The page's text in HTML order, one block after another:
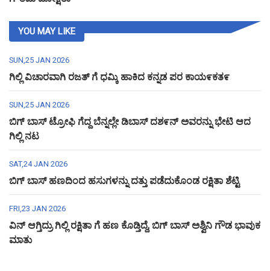
YOU MAY LIKE
SUN,25 JAN 2026
ಗಿಲ್ಲಿ ವಿಚಾರವಾಗಿ ರಜತ್ ಗೆ ಧಮ್ಕಿ ಹಾಕಿದ ಕನ್ನಡ ಪರ ಕಾಯ೯ಕತ೯
SUN,25 JAN 2026
ಬಿಗ್ ಬಾಸ್ ಟ್ರೋಫಿ ಗೆದ್ದ ಬೆನ್ನಲ್ಲೇ ಡಿಬಾಸ್ ದಶ೯ನ್ ಅವರನ್ನು ಭೇಟಿ ಆದ
ಗಿಲ್ಲಿ ನಟ
SAT,24 JAN 2026
ಬಿಗ್ ಬಾಸ್ ಹಣದಿಂದ ಹಸುಗಳನ್ನು ದತ್ತು ಪಡೆದುಕೊಂಡ ರಕ್ಷಿತಾ ಶೆಟ್ಟಿ
FRI,23 JAN 2026
ವಿನ್ ಆಗ್ತಿದ್ರು ಗಿಲ್ಲಿ ರಕ್ಷಿತಾ ಗೆ ಹಣ ಕೊಡ್ತಿದ್ದೆ, ಬಿಗ್ ಬಾಸ್ ಅಶ್ವಿನಿ ಗೌಡ ಭಾವುಕ
ಮಾತು